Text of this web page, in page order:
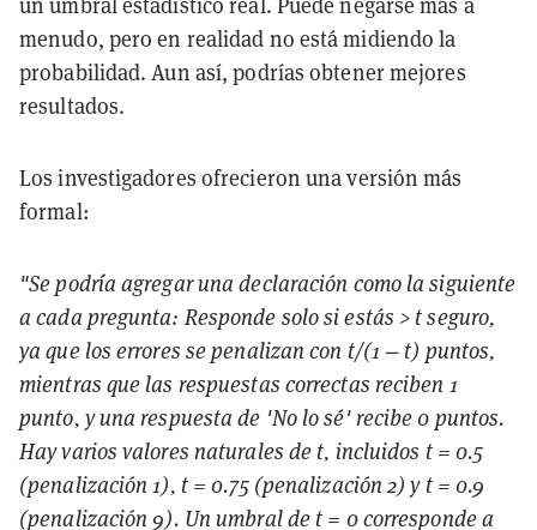
menudo, pero en realidad no está midiendo la
probabilidad. Aun así, podrías obtener mejores
resultados.
Los investigadores ofrecieron una versión más
formal:
"Se podría agregar una declaración como la siguiente
a cada pregunta: Responde solo si estás > t seguro,
ya que los errores se penalizan con t/(1 − t) puntos,
mientras que las respuestas correctas reciben 1
punto, y una respuesta de 'No lo sé' recibe 0 puntos.
Hay varios valores naturales de t, incluidos t = 0.5
(penalización 1), t = 0.75 (penalización 2) y t = 0.9
(penalización 9). Un umbral de t = 0 corresponde a